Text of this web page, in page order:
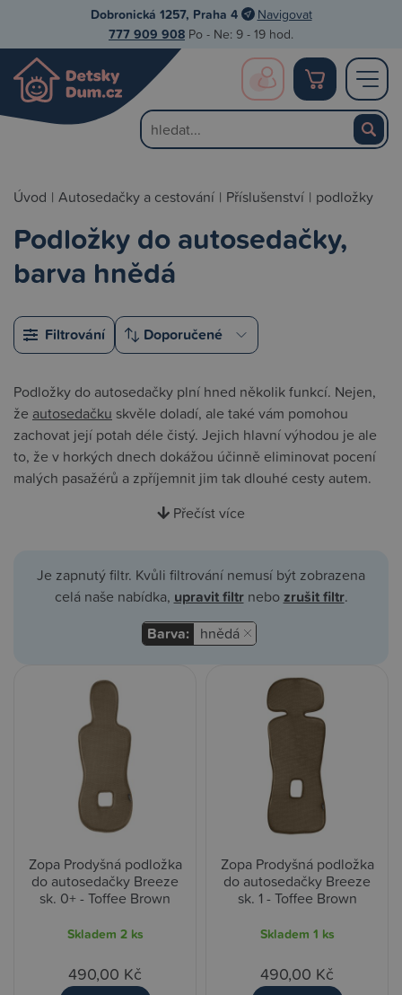
Dobronická 1257, Praha 4 Navigovat
777 909 908 Po - Ne: 9 - 19 hod.
Úvod | Autosedačky a cestování | Příslušenství | podložky
Podložky do autosedačky,
barva hnědá
Filtrování
Podložky do autosedačky plní hned několik funkcí. Nejen,
že autosedačku skvěle doladí, ale také vám pomohou
zachovat její potah déle čistý. Jejich hlavní výhodou je ale
to, že v horkých dnech dokážou účinně eliminovat pocení
malých pasažérů a zpříjemnit jim tak dlouhé cesty autem.
Přečíst více
Je zapnutý filtr. Kvůli filtrování nemusí být zobrazena
celá naše nabídka, upravit filtrnebozrušit filtr.
Barva: hnědá
Zopa Prodyšná podložka
do autosedačky Breeze
sk. 0+ - Toffee Brown
Skladem 2 ks
490,00 Kč
Zopa Prodyšná podložka
do autosedačky Breeze
sk. 1 - Toffee Brown
Skladem 1 ks
490,00 Kč